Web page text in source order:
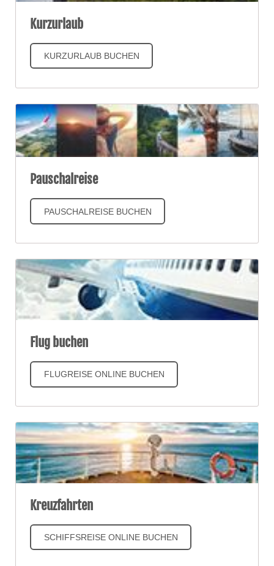
Kurzurlaub
KURZURLAUB BUCHEN
Pauschalreise
PAUSCHALREISE BUCHEN
Flug buchen
FLUGREISE ONLINE BUCHEN
Kreuzfahrten
SCHIFFSREISE ONLINE BUCHEN